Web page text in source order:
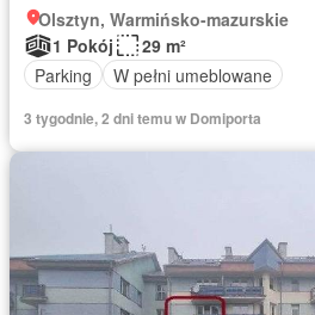
Olsztyn, Warmińsko-mazurskie
1 Pokój
29 m²
Parking
W pełni umeblowane
3 tygodnie, 2 dni temu w Domiporta